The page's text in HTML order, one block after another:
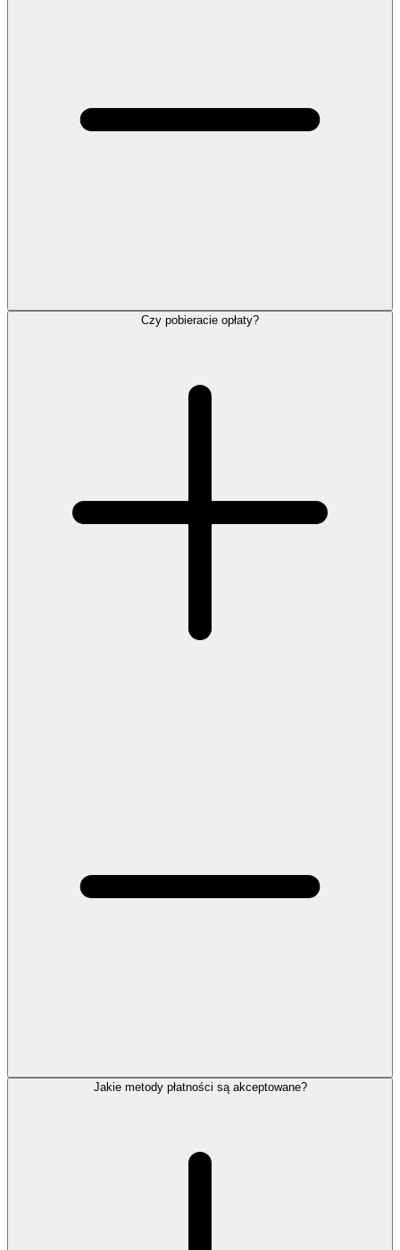
Czy pobieracie opłaty?
Jakie metody płatności są akceptowane?